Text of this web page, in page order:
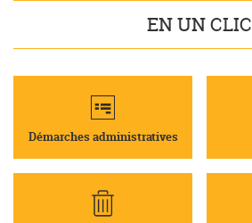
EN UN CLIC
Démarches administratives